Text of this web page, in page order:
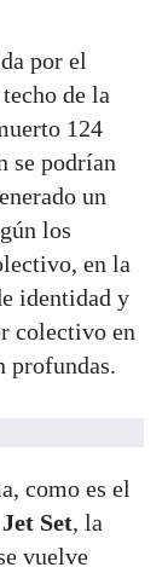
por el
de la
124
se podrían
un
los
en la
identidad y
colectivo en
profundas.
como es el
Set, la
vuelve